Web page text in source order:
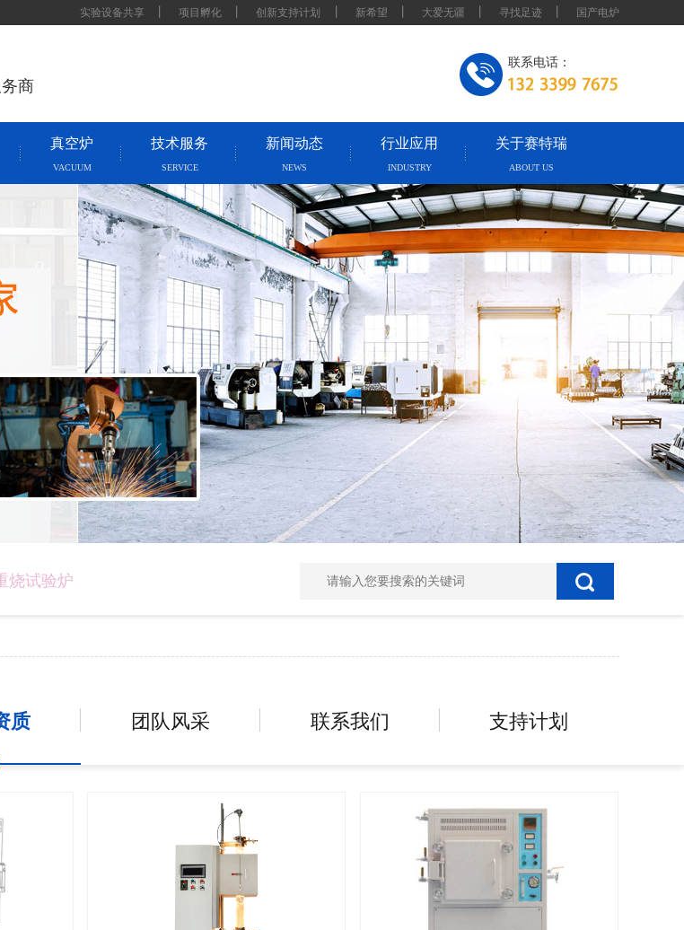
实验设备共享 项目孵化 创新支持计划 新希望 大爱无疆 寻找足迹 国产电炉
商
联系电话：
真空炉
VACUUM
技术服务
SERVICE
新闻动态
NEWS
行业应用
INDUSTRY
关于赛特瑞
ABOUT US
烧试验炉
质 团队风采 联系我们 支持计划